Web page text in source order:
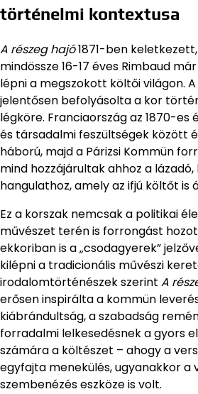
történelmi kontextusa
A részeg hajó1871-ben
mindössze 16-17 éves Rimbaud
lépni a megszokott költői világon.
jelentősen befolyásolta a kor
légköre. Franciaország az 1870-es
és társadalmi feszültségek között
háború, majd a Párizsi Kommün
mind hozzájárultak ahhoz a
hangulathoz, amely az ifjú költőt is
Ez a korszak nemcsak a politikai
művészet terén is forrongást
ekkoriban is a „csodagyerek”
kilépni a tradicionális művészi
irodalomtörténészek szerint A
erősen inspirálta a kommün
kiábrándultság, a szabadság
forradalmi lelkesedésnek a gyors
számára a költészet – ahogy a
egyfajta menekülés, ugyanakkor a
szembenézés eszköze is volt.